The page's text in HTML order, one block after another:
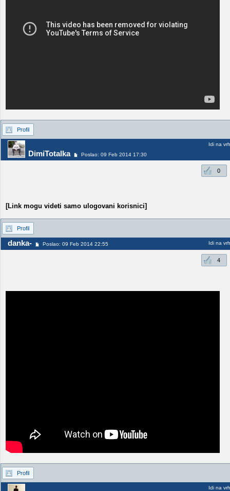
Profil
DimiTotalka Poslao: 09 Feb 2014 17:30
Idi na vrh
0
[Link mogu videti samo ulogovani korisnici]
Profil
danka- Poslao: 09 Feb 2014 22:55 Idi na vrh
4
Profil
Idi na vrh